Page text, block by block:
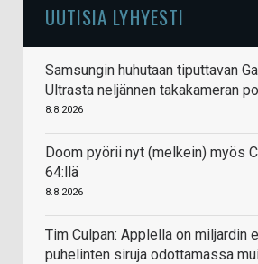
UUTISIA LYHYESTI
Samsungin huhutaan tiputtavan
Ultrasta neljännen takakameran
8.8.2026
Doom pyörii nyt (melkein) myös
64:llä
8.8.2026
Tim Culpan: Applella on miljardin
puhelinten siruja odottamassa